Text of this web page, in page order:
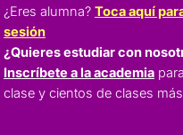
¿Eres alumna? Toca aquí
sesión
¿Quieres estudiar con
Inscríbete a la academia
clase y cientos de clases